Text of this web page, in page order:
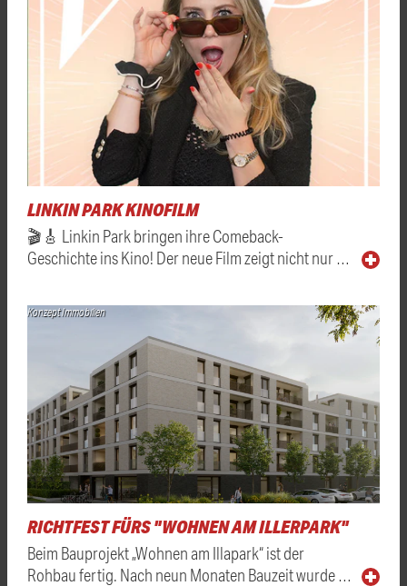
LINKIN PARK KINOFILM
🎬🎸 Linkin Park bringen ihre Comeback-
Geschichte ins Kino! Der neue Film zeigt nicht nur …
Konzept Immobilien
RICHTFEST FÜRS "WOHNEN AM ILLERPARK"
Beim Bauprojekt „Wohnen am Illapark“ ist der
Rohbau fertig. Nach neun Monaten Bauzeit wurde …